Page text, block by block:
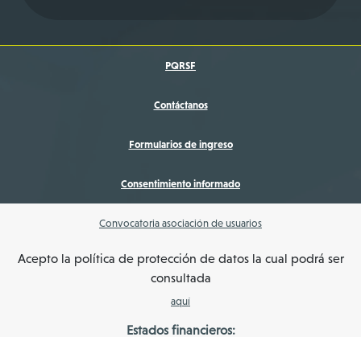
PQRSF
Contáctanos
Formularios de ingreso
Consentimiento informado
Convocatoria asociación de usuarios
Acepto la política de protección de datos la cual podrá ser
consultada
aquí
Estados financieros: